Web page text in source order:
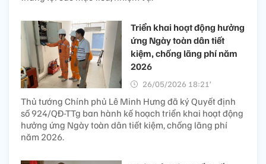
Triển khai hoạt động hưởng
ứng Ngày toàn dân tiết
kiệm, chống lãng phí năm
2026
26/05/2026 18:21’
Thủ tướng Chính phủ Lê Minh Hưng đã ký Quyết định
số 924/QĐ-TTg ban hành kế hoạch triển khai hoạt động
hưởng ứng Ngày toàn dân tiết kiệm, chống lãng phí
năm 2026.